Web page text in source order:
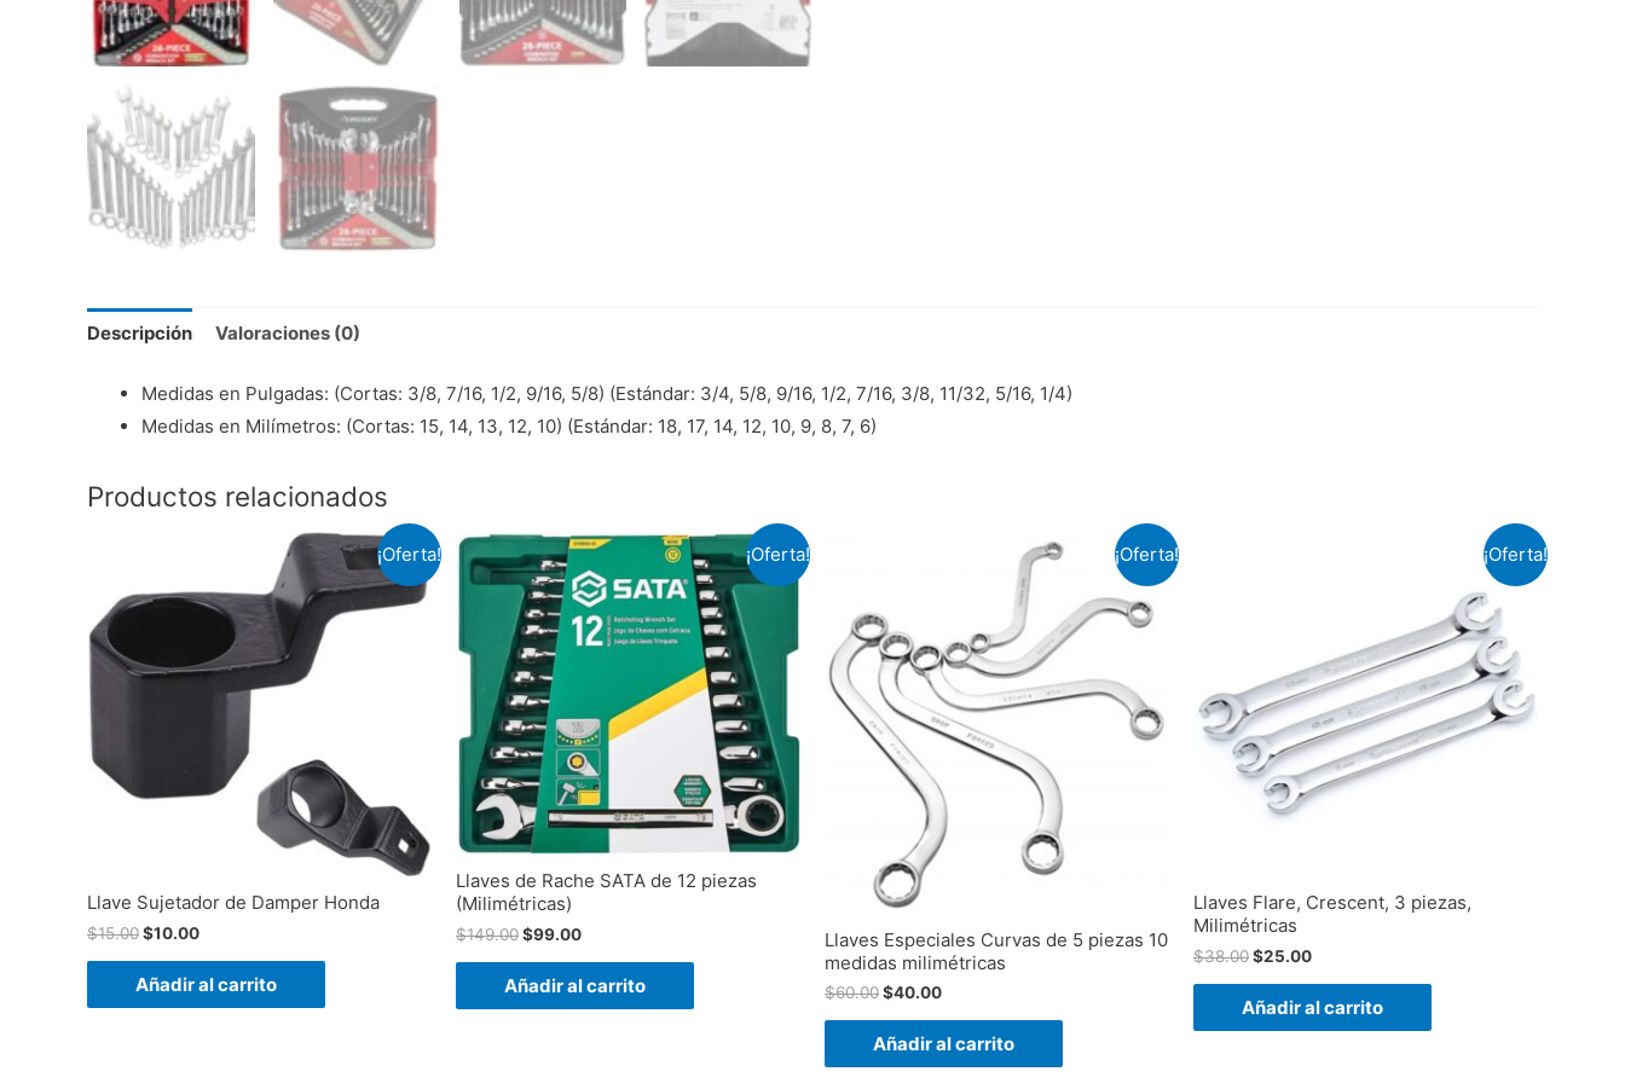
Descripción Valoraciones (0)
Medidas en Pulgadas: (Cortas: 3/8, 7/16, 1/2, 9/16, 5/8) (Estándar: 3/4, 5/8, 9/16, 1/2, 7/16, 3/8, 11/32, 5/16, 1/4)
Medidas en Milímetros: (Cortas: 15, 14, 13, 12, 10) (Estándar: 18, 17, 14, 12, 10, 9, 8, 7, 6)
Productos relacionados
¡Oferta!
Llave Sujetador de Damper Honda
$15.00$10.00
Añadir al carrito
¡Oferta!
Llaves de Rache SATA de 12 piezas
(Milimétricas)
$149.00$99.00
Añadir al carrito
¡Oferta!
Llaves Especiales Curvas de 5 piezas 10
medidas milimétricas
$60.00$40.00
Añadir al carrito
¡Oferta!
Llaves Flare, Crescent, 3 piezas,
Milimétricas
$38.00$25.00
Añadir al carrito